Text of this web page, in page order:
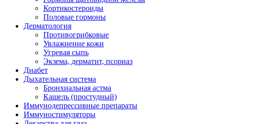
Кортикостероиды
Половые гормоны
Дерматология
Противогрибковые
Увлажнение кожи
Угревая сыпь
Экзема, дерматит, псориаз
Диабет
Дыхательная система
Бронхиальная астма
Кашель (простудный)
Иммунодепрессивные препараты
Иммуностимуляторы